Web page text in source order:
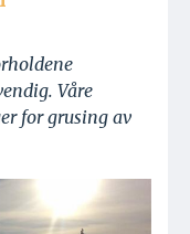
Våre
for grusing av